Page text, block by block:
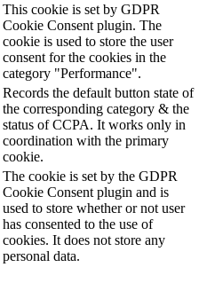
This cookie is set by GDPR
Cookie Consent plugin. The
cookie is used to store the user
consent for the cookies in the
category "Performance".
Records the default button state of
the corresponding category & the
status of CCPA. It works only in
coordination with the primary
cookie.
The cookie is set by the GDPR
Cookie Consent plugin and is
used to store whether or not user
has consented to the use of
cookies. It does not store any
personal data.